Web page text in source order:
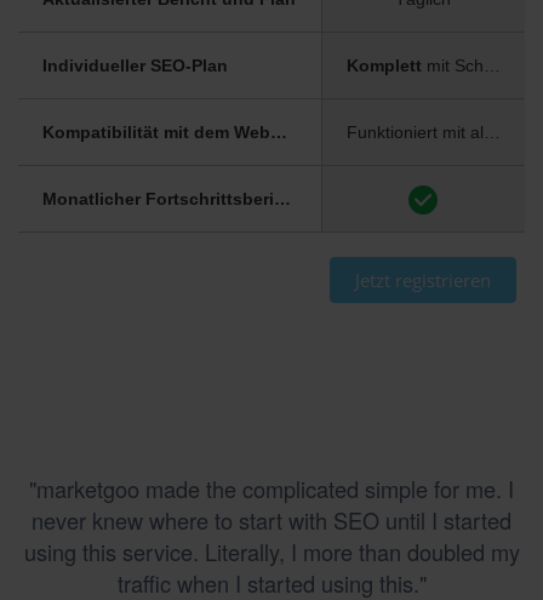
Individueller SEO-Plan
Kompatibilität mit dem Website Builder
Monatlicher Fortschrittsbericht
Komplett mit Schritt-für-Schritt-Anleitung
Jetzt registrieren
"marketgoo made the complicated simple for me. I
never knew where to start with SEO until I started
using this service. Literally, I more than doubled my
traffic when I started using this."